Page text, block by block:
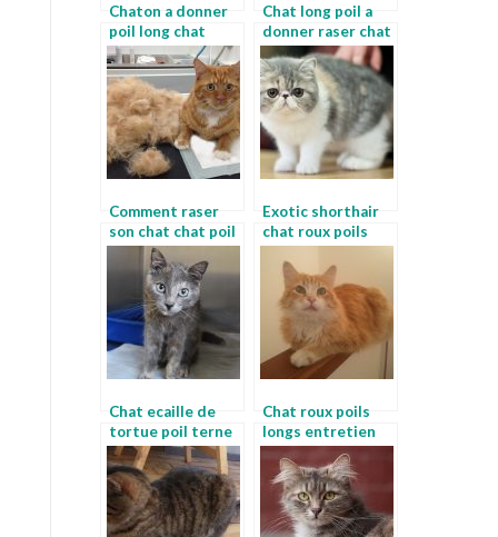
Chaton a donner
poil long chat
persan noir
Chat long poil a
donner raser chat
persan
Comment raser
son chat chat poil
terne
Exotic shorthair
chat roux poils
longs
Chat ecaille de
tortue poil terne
chat
Chat roux poils
longs entretien
chat angora